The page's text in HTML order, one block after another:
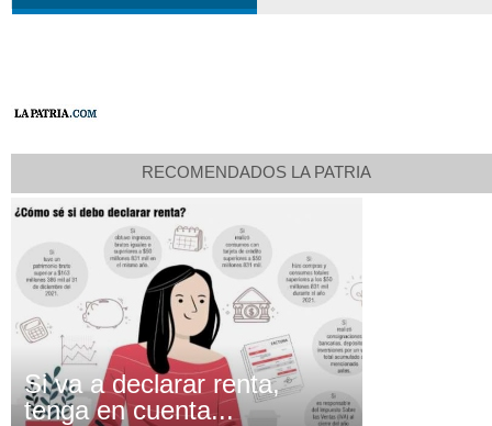
RECOMENDADOS LA PATRIA
Si va a declarar renta,
tenga en cuenta...